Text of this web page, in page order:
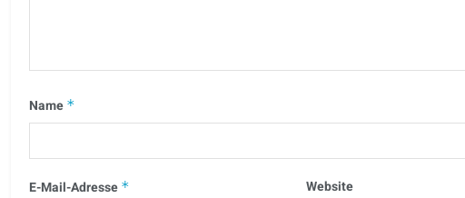
Name *
E-Mail-Adresse * Website